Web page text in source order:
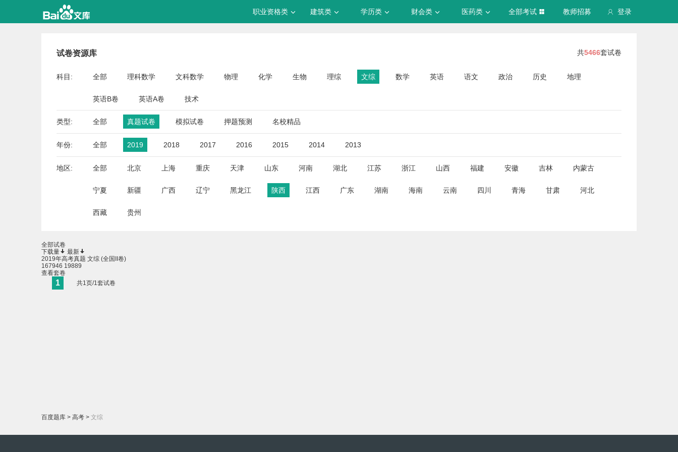
登录
职业资格类 建筑类 学历类 财会类 医药类 全部考试 教师招募
试卷资源库 共5466套试卷
科目: 全部 理科数学 文科数学 物理 化学 生物 理综 文综 数学 英语 语文 政治 历史 地理
英语B卷 英语A卷 技术
类型: 全部 真题试卷 模拟试卷 押题预测 名校精品
年份: 全部 2019 2018 2017 2016 2015 2014 2013
地区: 全部 北京 上海 重庆 天津 山东 河南 湖北 江苏 浙江 山西 福建 安徽 吉林 内蒙古
宁夏 新疆 广西 辽宁 黑龙江 陕西 江西 广东 湖南 海南 云南 四川 青海 甘肃 河北
西藏 贵州
全部试卷
下载量
最新
2019年高考真题 文综 (全国II卷)
167946 19889
查看套卷
1 共1页/1套试卷
百度题库 > 高考 > 文综